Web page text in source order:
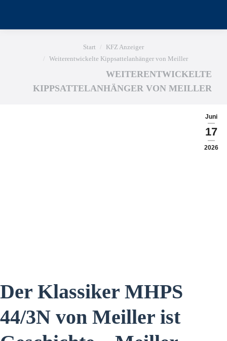
Sie befinden sich hier:Start
KFZ Anzeiger
Weiterentwickelte Kippsattelanhänger von Meiller
WEITERENTWICKELTE
KIPPSATTELANHÄNGER VON MEILLER
Juni
17
2026
Der Klassiker MHPS
44/3N von Meiller ist